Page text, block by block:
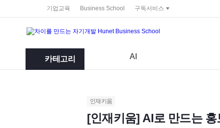
기업교육 Business School 구독서비스
카테고리 AI
인재키움
[인재키움] AI로 만드는 홍